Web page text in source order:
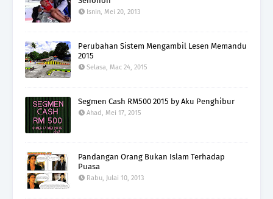
Isnin, Mei 20, 2013
Perubahan Sistem Mengambil Lesen Memandu
2015
Selasa, Mac 24, 2015
Segmen Cash RM500 2015 by Aku Penghibur
Ahad, Mei 17, 2015
Pandangan Orang Bukan Islam Terhadap
Puasa
Rabu, Julai 10, 2013